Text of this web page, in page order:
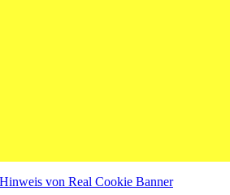
von Real Cookie Banner